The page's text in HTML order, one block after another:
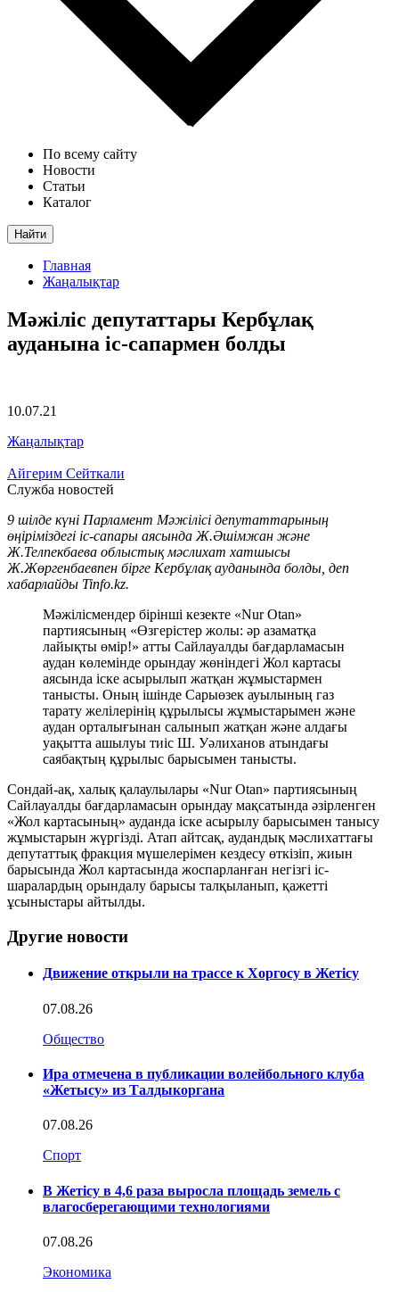
По всему сайту
Новости
Статьи
Каталог
Найти
Главная
Жаңалықтар
Мәжіліс депутаттары Кербұлақ
ауданына іс-сапармен болды
10.07.21
Жаңалықтар
Айгерим Сейткали
Служба новостей
9 шілде күні Парламент Мәжілісі депутаттарының
өңіріміздегі іс-сапары аясында Ж.Әшімжан және
Ж.Телпекбаева облыстық мәслихат хатшысы
Ж.Жөргенбаевпен бірге Кербұлақ ауданында болды, деп
хабарлайды Tinfo.kz.
Мәжілісмендер бірінші кезекте «Nur Otan»
партиясының «Өзгерістер жолы: әр азаматқа
лайықты өмір!» атты Сайлауалды бағдарламасын
аудан көлемінде орындау жөніндегі Жол картасы
аясында іске асырылып жатқан жұмыстармен
танысты. Оның ішінде Сарыөзек ауылының газ
тарату желілерінің құрылысы жұмыстарымен және
аудан орталығынан салынып жатқан және алдағы
уақытта ашылуы тиіс Ш. Уәлиханов атындағы
саябақтың құрылыс барысымен танысты.
Сондай-ақ, халық қалаулылары «Nur Otan» партиясының
Сайлауалды бағдарламасын орындау мақсатында әзірленген
«Жол картасының» ауданда іске асырылу барысымен танысу
жұмыстарын жүргізді. Атап айтсақ, аудандық мәслихаттағы
депутаттық фракция мүшелерімен кездесу өткізіп, жиын
барысында Жол картасында жоспарланған негізгі іс-
шаралардың орындалу барысы талқыланып, қажетті
ұсыныстары айтылды.
Другие новости
Движение открыли на трассе к Хоргосу в Жетісу
07.08.26
Общество
Ира отмечена в публикации волейбольного клуба
«Жетысу» из Талдыкоргана
07.08.26
Спорт
В Жетісу в 4,6 раза выросла площадь земель с
влагосберегающими технологиями
07.08.26
Экономика